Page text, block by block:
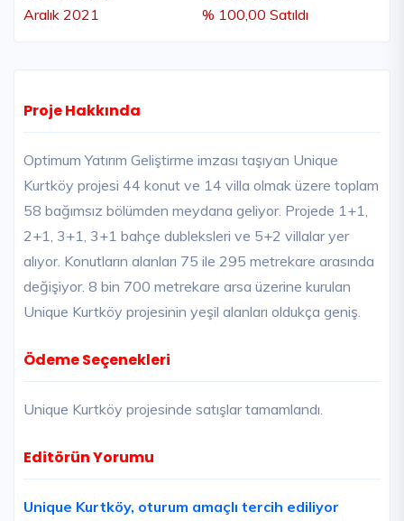
Aralık 2021
% 100,00 Satıldı
Proje Hakkında
Optimum Yatırım Geliştirme imzası taşıyan Unique
Kurtköy projesi 44 konut ve 14 villa olmak üzere toplam
58 bağımsız bölümden meydana geliyor. Projede 1+1,
2+1, 3+1, 3+1 bahçe dubleksleri ve 5+2 villalar yer
alıyor. Konutların alanları 75 ile 295 metrekare arasında
değişiyor. 8 bin 700 metrekare arsa üzerine kurulan
Unique Kurtköy projesinin yeşil alanları oldukça geniş.
Ödeme Seçenekleri
Unique Kurtköy projesinde satışlar tamamlandı.
Editörün Yorumu
Unique Kurtköy, oturum amaçlı tercih ediliyor